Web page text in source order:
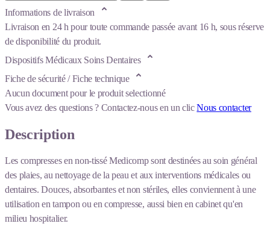
Informations de livraison
Livraison en 24 h pour toute commande passée avant 16 h, sous réserve
de disponibilité du produit.
Dispositifs Médicaux Soins Dentaires
Fiche de sécurité / Fiche technique
Aucun document pour le produit selectionné
Vous avez des questions ? Contactez-nous en un clicNous contacter
Description
Les compresses en non-tissé Medicomp sont destinées au soin général
des plaies, au nettoyage de la peau et aux interventions médicales ou
dentaires. Douces, absorbantes et non stériles, elles conviennent à une
utilisation en tampon ou en compresse, aussi bien en cabinet qu'en
milieu hospitalier.